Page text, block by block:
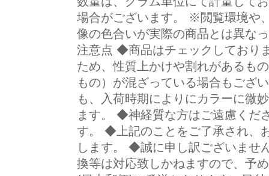
場合がございます。 ※閲覧環境や
像の色合いが実際の商品とは異な
注意点 ◆商品はチェックしており
ため、性質上かけや割れがあるも
もの）が混ざっている場合もござ
も、入荷時期によりにカラーに微
ます。 ◆神経質な方はご遠慮くだ
す。 ◆上記のことをご了承され、
します。 ◆誠に申し訳ございませ
換等は対応致しかねますので、予